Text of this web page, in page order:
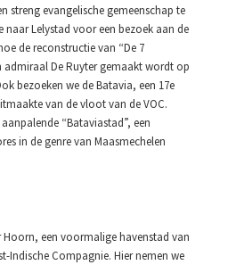
streng evangelische gemeenschap te
naar Lelystad voor een bezoek aan de
de reconstructie van “De 7
admiraal De Ruyter gemaakt wordt op
bezoeken we de Batavia, een 17e
van de vloot van de VOC.
“Bataviastad”, een
in de genre van Maasmechelen
Hoorn, een voormalige havenstad van
Indische Compagnie. Hier nemen we